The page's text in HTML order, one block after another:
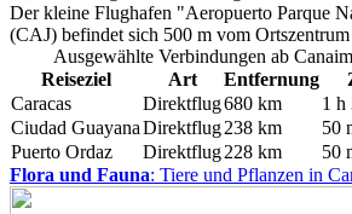
Der kleine Flughafen "Aeropuerto Parque
(CAJ) befindet sich 500 m vom Ortszentrum
Ausgewählte Verbindungen ab
Reiseziel
Art Entfernung
Caracas
Direktflug680 km
1 h
Ciudad GuayanaDirektflug238 km
50
Puerto Ordaz
Direktflug228 km
50
Flora und Fauna: Tiere und Pflanzen in